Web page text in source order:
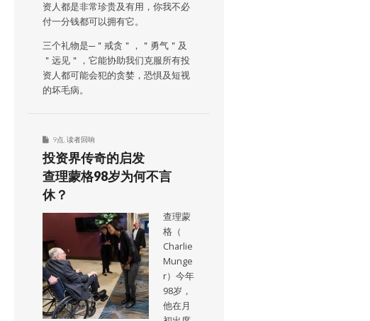
资人都是非常珍贵及有用，你我不必
付一分钱都可以拥有它。
三个礼物是─＂戒贪＂，＂勇气＂及
＂远见＂，它能协助我们克服所有投
资人都可能会犯的贪婪，恐惧及短视
的坏毛病。
9点 读者回响
投资界传奇的启发
查理蒙格98岁为何不言
休？
查理蒙
格（
Charlie
Munge
r）今年
98岁，
他在月